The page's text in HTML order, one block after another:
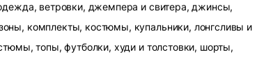
ветровки, джемпера и свитера, джинсы,
комплекты, костюмы, купальники, лонгсливы и
топы, футболки, худи и толстовки, шорты,